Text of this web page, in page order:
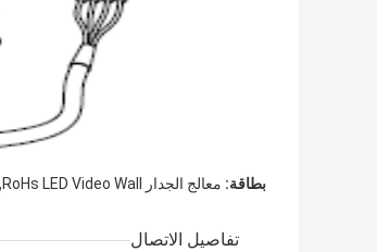
بطاقة: معالج الجدار RoHs LED Video Wall ,
تفاصيل الاتصال